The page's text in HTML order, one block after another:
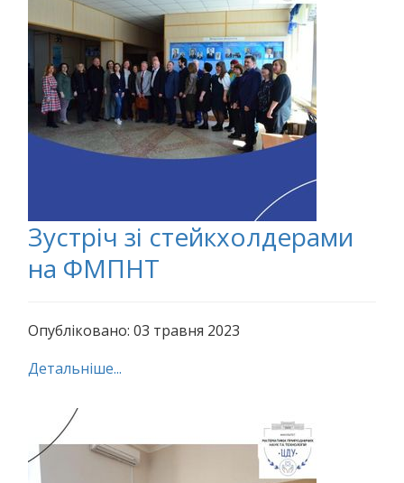
Зустріч зі стейкхолдерами
на ФМПНТ
Опубліковано: 03 травня 2023
Детальніше...